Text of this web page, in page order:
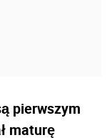
pierwszym
maturę